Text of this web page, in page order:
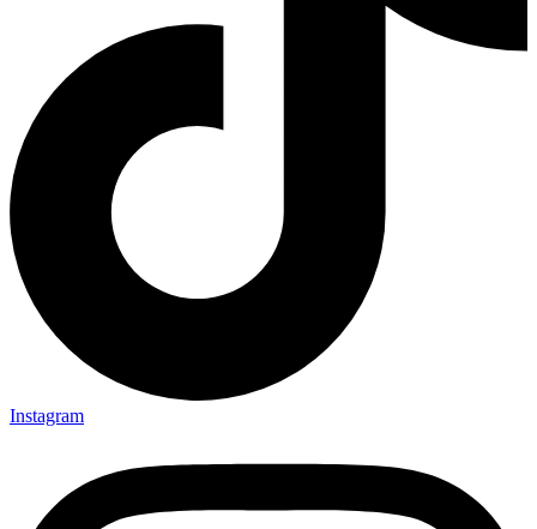
Instagram